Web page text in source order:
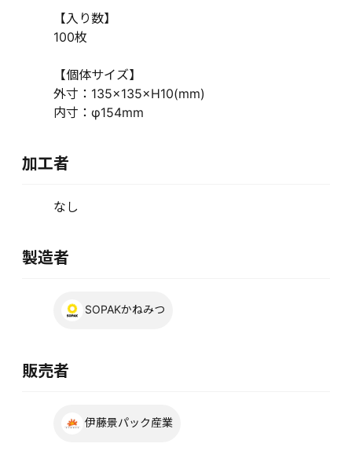
【入り数】
100枚
【個体サイズ】
外寸：135×135×H10(mm)
内寸：φ154mm
加工者
なし
製造者
SOPAKかねみつ
販売者
伊藤景パック産業